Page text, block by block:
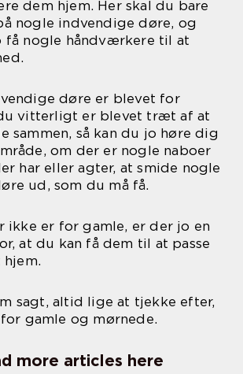
dem hjem. Her skal du bare
nogle indvendige døre, og
få nogle håndværkere til at
døre er blevet for
vitterligt er blevet træt af at
sammen, så kan du jo høre dig
om der er nogle naboer
har eller agter, at smide nogle
ud, som du må få.
ikke er for gamle, er der jo en
at du kan få dem til at passe
sagt, altid lige at tjekke efter,
gamle og mørnede.
more articles here